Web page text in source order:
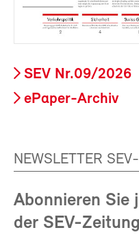
SEV Nr.09/2026
ePaper-Archiv
NEWSLETTER
Abonnieren Sie
der SEV-